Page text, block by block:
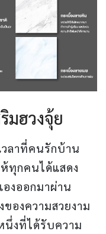
มฮวงจุ้ย
วลาที่คนรักบ้าน
ทุกคนได้แสดง
งออกมาผ่าน
องความสวยงาม
นึ่งที่ได้รับความ